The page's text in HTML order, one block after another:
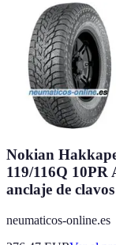
Nokian
119/116Q 10PR
anclaje de
neumaticos-online.es